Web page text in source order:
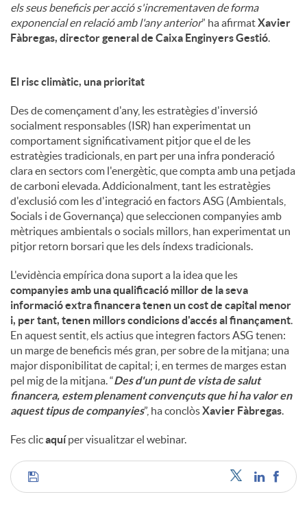
els seus beneficis per acció s'incrementaven de forma
exponencial en relació amb l'any anterior” ha afirmatXavier
Fàbregas, director general de Caixa Enginyers Gestió.
El risc climàtic, una prioritat
Des de començament d'any, les estratègies d'inversió
socialment responsables (ISR) han experimentat un
comportament significativament pitjor que el de les
estratègies tradicionals, en part per una infra ponderació
clara en sectors com l'energètic, que compta amb una petjada
de carboni elevada. Addicionalment, tant les estratègies
d'exclusió com les d'integració en factors ASG (Ambientals,
Socials i de Governança) que seleccionen companyies amb
mètriques ambientals o socials millors, han experimentat un
pitjor retorn borsari que les dels índexs tradicionals.
L'evidència empírica dona suport a la idea que les
companyies amb una qualificació millor de la seva
informació extra financera tenen un cost de capital menor
i, per tant, tenen millors condicions d'accés al finançament.
En aquest sentit, els actius que integren factors ASG tenen:
un marge de beneficis més gran, per sobre de la mitjana; una
major disponibilitat de capital; i, en termes de marges estan
pel mig de la mitjana. “Des d'un punt de vista de salut
financera, estem plenament convençuts que hi ha valor en
aquest tipus de companyies”, ha conclòsXavier Fàbregas.
Fes clicaquíper visualitzar el webinar.
C